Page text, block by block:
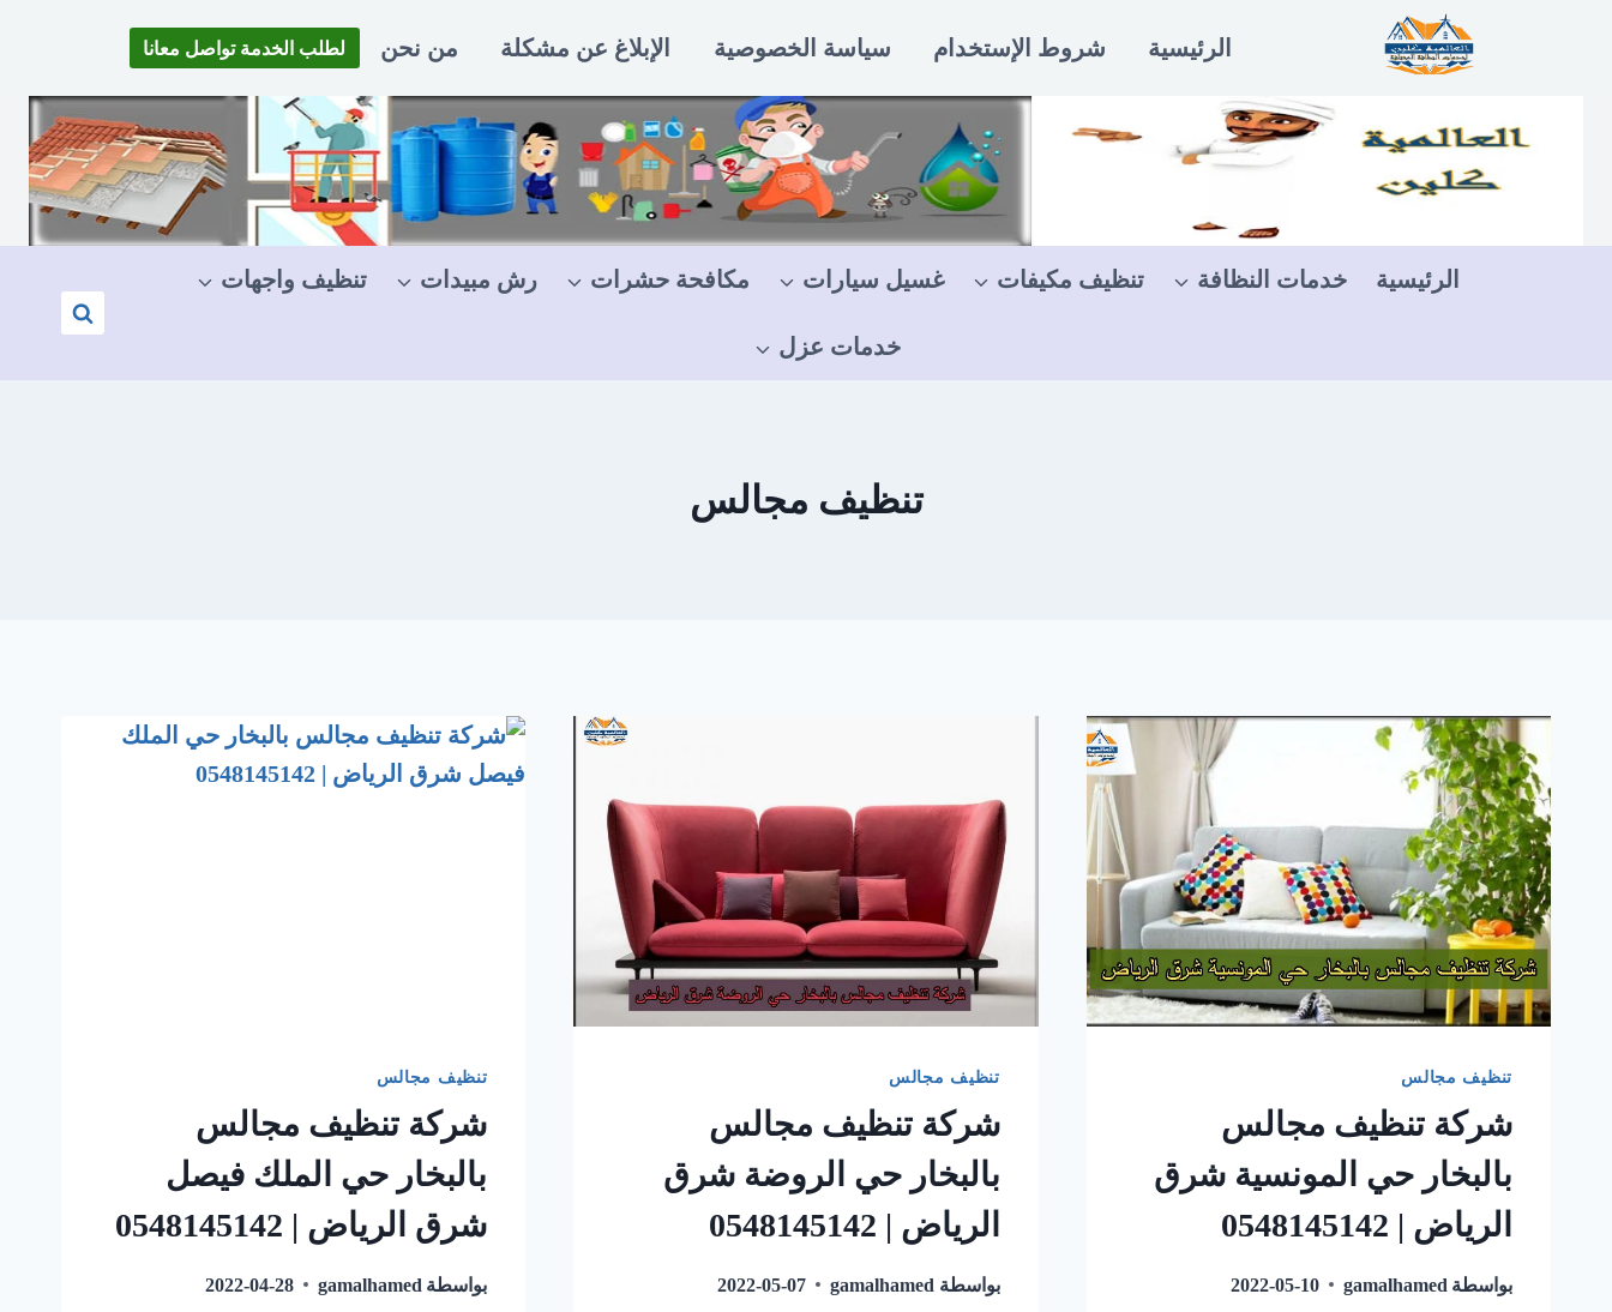
الرئيسية شروط الإستخدام سياسة الخصوصية الإبلاغ عن مشكلة من نحن لطلب الخدمة تواصل معانا
الرئيسية خدمات النظافة تنظيف مكيفات غسيل سيارات مكافحة حشرات رش مبيدات تنظيف واجهات
خدمات عزل
تنظيف مجالس
تنظيف مجالس
شركة تنظيف مجالس
بالبخار حي المونسية شرق
الرياض | 0548145142
بواسطة gamalhamed
2022-05-10
تنظيف مجالس
شركة تنظيف مجالس
بالبخار حي الروضة شرق
الرياض | 0548145142
بواسطة gamalhamed
2022-05-07
تنظيف مجالس
شركة تنظيف مجالس
بالبخار حي الملك فيصل
شرق الرياض | 0548145142
بواسطة gamalhamed
2022-04-28